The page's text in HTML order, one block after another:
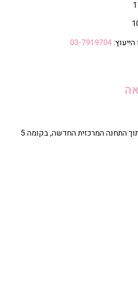
03-7919704
רחוב לוינסקי 108, בתוך התחנה המרכזית החדשה, בקומה 5